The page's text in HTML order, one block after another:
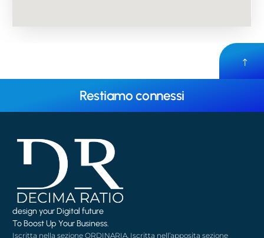
Restiamo connessi
design your Digital future
To Boost Up Your Business.
Iscritta nella sezione ORDINARIA, Iscritta nell’apposita sezione